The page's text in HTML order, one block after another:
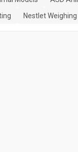
Nestlet Weighing